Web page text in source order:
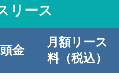
リース
頭金
月額リース
料（税込）